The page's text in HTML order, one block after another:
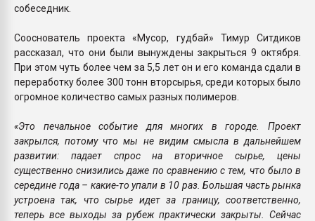
собеседник.
Сооснователь проекта «Мусор, гудбай» Тимур Ситдиков
рассказал, что они были вынуждены закрыться 9 октября.
При этом чуть более чем за 5,5 лет он и его команда сдали в
переработку более 300 тонн вторсырья, среди которых было
огромное количество самых разных полимеров.
«Это печальное событие для многих в городе. Проект
закрылся, потому что мы не видим смысла в дальнейшем
развитии: падает спрос на вторичное сырье, цены
существенно снизились даже по сравнению с тем, что было в
середине года – какие-то упали в 10 раз. Большая часть рынка
устроена так, что сырье идет за границу, соответственно,
теперь все выходы за рубеж практически закрыты. Сейчас